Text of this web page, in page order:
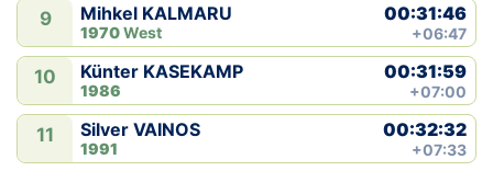
9 Mihkel KALMARU
1970West
00:31:46
+06:47
10 Künter KASEKAMP
1986
00:31:59
+07:00
11 Silver VAINOS
1991
00:32:32
+07:33